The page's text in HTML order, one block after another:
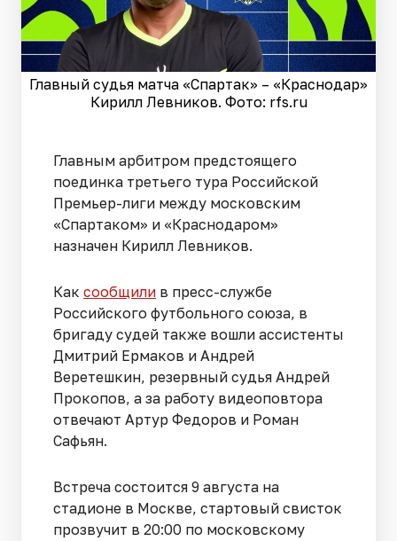
Главный судья матча «Спартак» – «Краснодар»
Кирилл Левников. Фото: rfs.ru
Главным арбитром предстоящего
поединка третьего тура Российской
Премьер-лиги между московским
«Спартаком» и «Краснодаром»
назначен Кирилл Левников.
Как сообщили в пресс-службе
Российского футбольного союза, в
бригаду судей также вошли ассистенты
Дмитрий Ермаков и Андрей
Веретешкин, резервный судья Андрей
Прокопов, а за работу видеоповтора
отвечают Артур Федоров и Роман
Сафьян.
Встреча состоится 9 августа на
стадионе в Москве, стартовый свисток
прозвучит в 20:00 по московскому